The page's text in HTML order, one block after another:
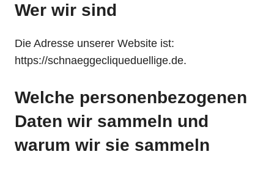
Wer wir sind
Die Adresse unserer Website ist:
https://schnaeggecliqueduellige.de.
Welche personenbezogenen
Daten wir sammeln und
warum wir sie sammeln